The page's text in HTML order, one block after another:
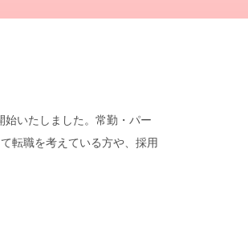
始いたしました。常勤・パー
転職を考えている方や、採用